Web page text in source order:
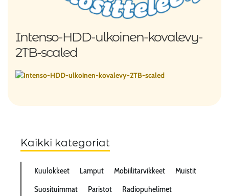
Intenso-HDD-ulkoinen-kovalevy-
2TB-scaled
Kaikki kategoriat
Kuulokkeet Lamput Mobiilitarvikkeet
Muistit
Suosituimmat
Paristot
Radiopuhelimet